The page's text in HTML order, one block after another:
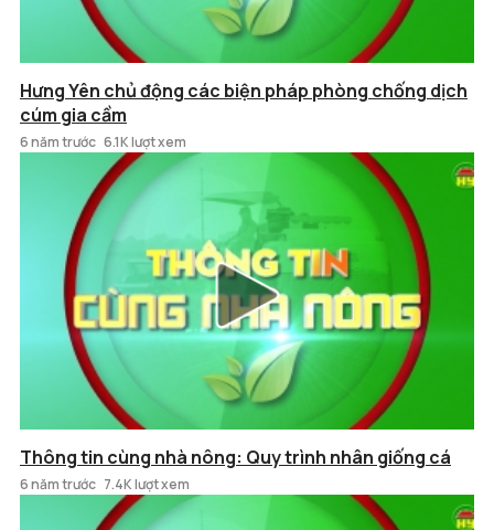
Hưng Yên chủ động các biện pháp phòng chống dịch
cúm gia cầm
6 năm trước 6.1K lượt xem
Thông tin cùng nhà nông: Quy trình nhân giống cá
6 năm trước 7.4K lượt xem